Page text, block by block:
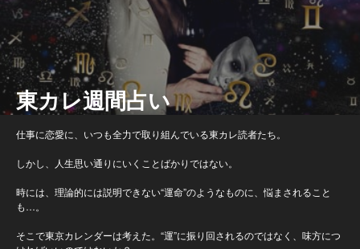
東カレ週間占い
仕事に恋愛に、いつも全力で取り組んでいる東カレ読者たち。
しかし、人生思い通りにいくことばかりではない。
時には、理論的には説明できない“運命”のようなものに、悩まされること
も…。
そこで東京カレンダーは考えた。“運”に振り回されるのではなく、味方につ